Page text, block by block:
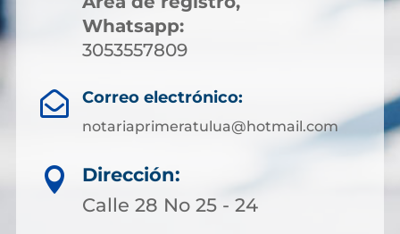
Whatsapp:
3053557809
 Correo electrónico:
notariaprimeratulua@hotmail.com

Dirección:
Calle 28 No 25 - 24